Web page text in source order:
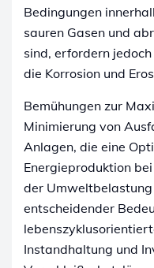
Bedingungen
sauren Gasen und
sind, erfordern
die Korrosion und
Bemühungen zur
Minimierung von
Anlagen, die eine
Energieproduktion
der
entscheidender
Instandhaltung und